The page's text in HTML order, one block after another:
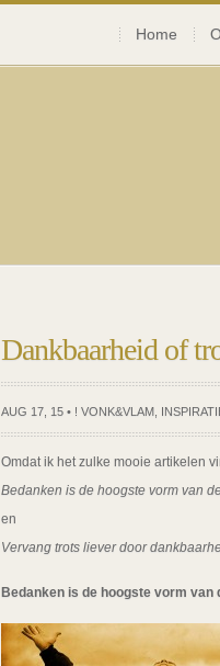
Home
Dankbaarheid of
AUG 17, 15 • ! VONK&VLAM
Omdat ik het zulke mooie artikelen
Bedanken is de hoogste vorm van
en
Vervang trots liever door
Bedanken is de hoogste vorm van